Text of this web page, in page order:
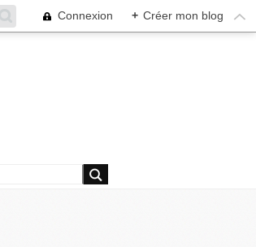
Connexion + Créer mon blog